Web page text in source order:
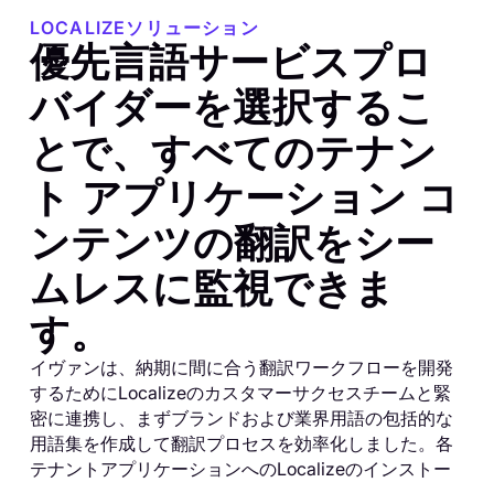
LOCALIZEソリューション
優先言語サービスプロ
バイダーを選択するこ
とで、すべてのテナン
ト アプリケーション コ
ンテンツの翻訳をシー
ムレスに監視できま
す。
イヴァンは、納期に間に合う翻訳ワークフローを開発
するためにLocalizeのカスタマーサクセスチームと緊
密に連携し、まずブランドおよび業界用語の包括的な
用語集を作成して翻訳プロセスを効率化しました。各
テナントアプリケーションへのLocalizeのインストー